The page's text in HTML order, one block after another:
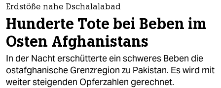
themen
politik
öko
gesellschaft
Erdstöße nahe Dschalalabad
Hunderte Tote bei Beben im
Osten Afghanistans
In der Nacht erschütterte ein schweres Beben die
ostafghanische Grenzregion zu Pakistan. Es wird mit
weiter steigenden Opferzahlen gerechnet.